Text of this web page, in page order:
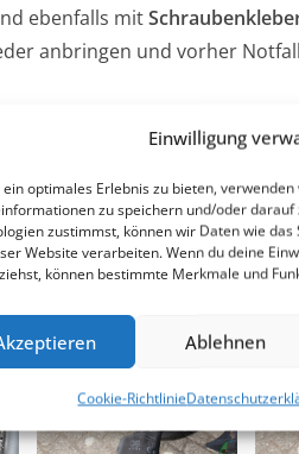
Einwilligung
optimales Erlebnis zu bieten,
zu speichern und/oder darauf
zustimmst, können wir Daten wie
Website verarbeiten. Wenn du deine
können bestimmte Merkmale und
Ablehnen
Cookie-Richtlinie
ebenfalls mit
anbringen und vorher
die Beläge wieder anliegen
eigene Gefahr. Wenn ihr euch
hat.